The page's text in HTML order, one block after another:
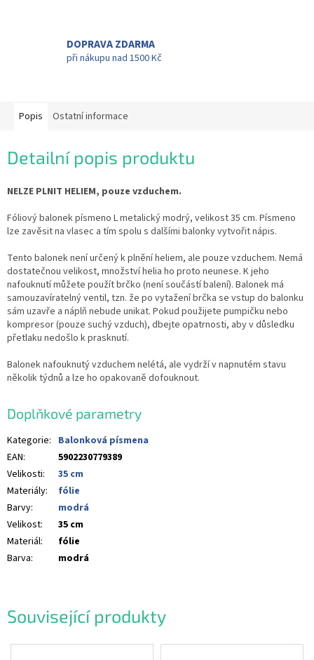
DOPRAVA ZDARMA
při nákupu nad 1500 Kč
Související produkty
Popis Ostatní informace
Detailní popis produktu
NELZE PLNIT HELIEM, pouze vzduchem.
Fóliový balonek písmeno L metalický modrý, velikost 35 cm. Písmeno
lze zavěsit na vlasec a tím spolu s dalšími balonky vytvořit nápis.
Tento balonek není určený k plnění heliem, ale pouze vzduchem. Nemá
dostatečnou velikost, množství helia ho proto neunese. K jeho
nafouknutí můžete použít brčko (není součástí balení). Balonek má
samouzavíratelný ventil, tzn. že po vytažení brčka se vstup do balonku
sám uzavře a náplň nebude unikat. Pokud použijete pumpičku nebo
kompresor (pouze suchý vzduch), dbejte opatrnosti, aby v důsledku
přetlaku nedošlo k prasknutí.
Balonek nafouknutý vzduchem nelétá, ale vydrží v napnutém stavu
několik týdnů a lze ho opakovaně dofouknout.
Doplňkové parametry
Kategorie: Balonková písmena
EAN:
5902230779389
Velikosti:
35 cm
Materiály:
fólie
Barvy:
modrá
Velikost:
35 cm
Materiál:
fólie
Barva: modrá